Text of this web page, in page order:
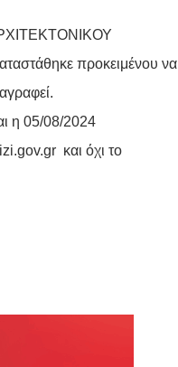
προκειμένου να
η 05/08/2024
και όχι το